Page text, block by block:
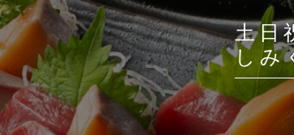
土日
しみ